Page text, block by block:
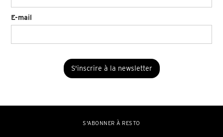
E-mail
S'ABONNER À RESTO